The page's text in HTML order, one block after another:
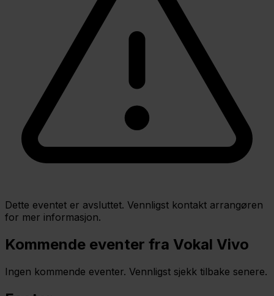
Dette eventet er avsluttet. Vennligst kontakt arrangøren
for mer informasjon.
Kommende eventer fra Vokal Vivo
Ingen kommende eventer. Vennligst sjekk tilbake senere.